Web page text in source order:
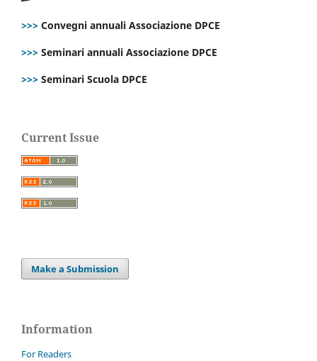
>>> Convegni annuali Associazione DPCE
>>> Seminari annuali Associazione DPCE
>>> Seminari Scuola DPCE
Current Issue
Make a Submission
Information
For Readers